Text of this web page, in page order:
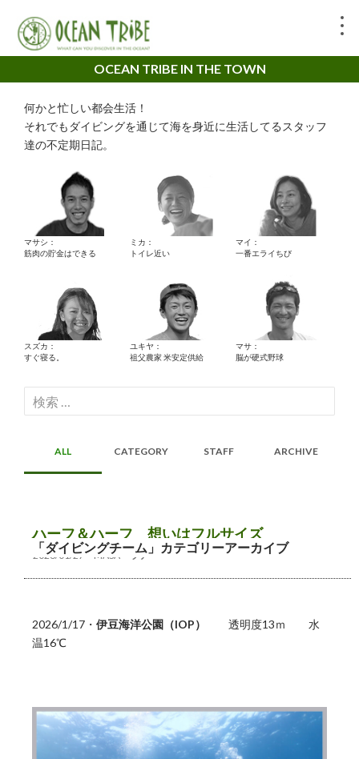
OCEAN TRIBE IN THE TOWN
何かと忙しい都会生活！
それでもダイビングを通じて海を身近に生活してるスタッフ
達の不定期日記。
マサシ：
筋肉の貯金はできる
ミカ：
トイレ近い
マイ：
一番エライちび
スズカ：
すぐ寝る。
ユキヤ：
祖父農家 米安定供給
マサ：
脳が硬式野球
検
索:
ALL CATEGORY STAFF ARCHIVE
「ダイビングチーム」カテゴリーアーカイブ
ハーフ＆ハーフ 想いはフルサイズ
2026/01/27 MASA ツアー
2026/1/17・ 伊豆海洋公園（IOP） 透明度13ｍ 水
温16℃